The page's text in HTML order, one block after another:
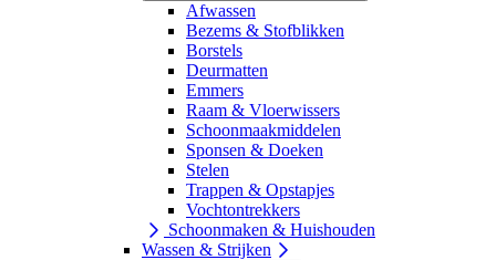
Afwassen
Bezems & Stofblikken
Borstels
Deurmatten
Emmers
Raam & Vloerwissers
Schoonmaakmiddelen
Sponsen & Doeken
Stelen
Trappen & Opstapjes
Vochtontrekkers
Schoonmaken & Huishouden
Wassen & Strijken